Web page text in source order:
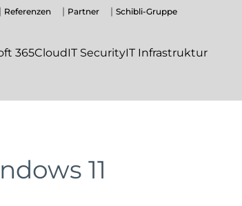
Referenzen Partner Schibli-Gruppe
365CloudIT SecurityIT Infrastruktur
11